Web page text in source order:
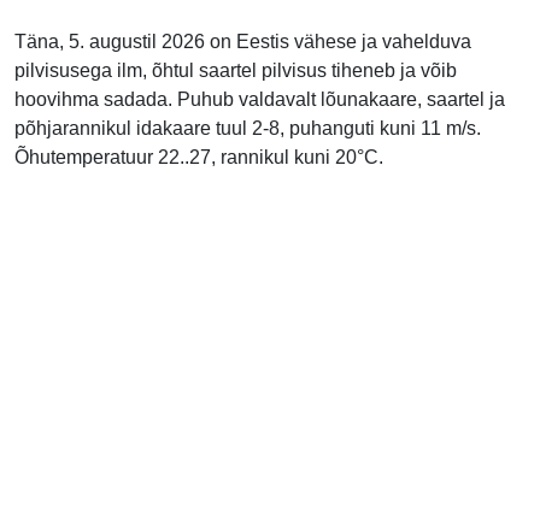
Täna, 5. augustil 2026 on Eestis vähese ja vahelduva
pilvisusega ilm, õhtul saartel pilvisus tiheneb ja võib
hoovihma sadada. Puhub valdavalt lõunakaare, saartel ja
põhjarannikul idakaare tuul 2-8, puhanguti kuni 11 m/s.
Õhutemperatuur 22..27, rannikul kuni 20°C.